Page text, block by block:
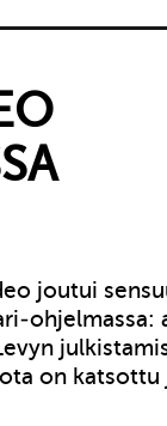
joutui
ohjelmassa:
on